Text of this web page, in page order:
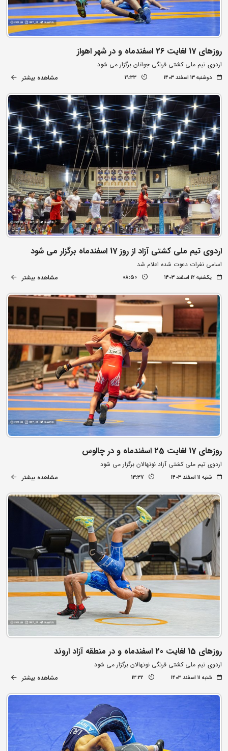
روزهای 17 لغایت 26 اسفندماه و در شهر اهواز
اردوی تیم ملی کشتی فرنگی جوانان برگزار می شود
دوشنبه ۱۳ اسفند ۱۴۰۳ 19:33 مشاهده بیشتر
اردوی تیم ملی کشتی آزاد از روز 17 اسفندماه برگزار می شود
اسامی نفرات دعوت شده اعلام شد
یکشنبه ۱۲ اسفند ۱۴۰۳ 08:50 مشاهده بیشتر
روزهای 17 لغایت 25 اسفندماه و در چالوس
اردوی تیم ملی کشتی آزاد نونهالان برگزار می شود
شنبه ۱۱ اسفند ۱۴۰۳ 13:37 مشاهده بیشتر
روزهای 15 لغایت 20 اسفندماه و در منطقه آزاد اروند
اردوی تیم ملی کشتی فرنگی نونهالان برگزار می شود
شنبه ۱۱ اسفند ۱۴۰۳ 13:32 مشاهده بیشتر